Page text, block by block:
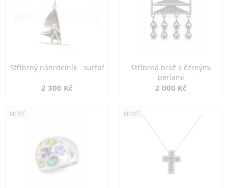
Stříbrný náhrdelník - surfař
2 300 Kč
Stříbrná brož s černými
perlami
2 000 Kč
NOVÉ NOVÉ